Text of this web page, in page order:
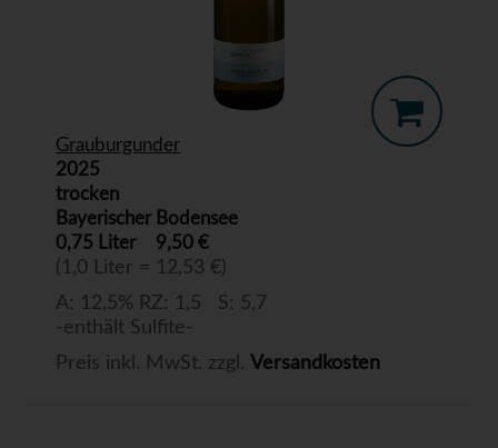
Grauburgunder
2025
trocken
Bayerischer Bodensee
0,75 Liter
9,50 €
(1,0 Liter = 12,53 €)
A: 12,5% RZ: 1,5 S: 5,7
-enthält Sulfite-
Preis inkl. MwSt. zzgl. Versandkosten